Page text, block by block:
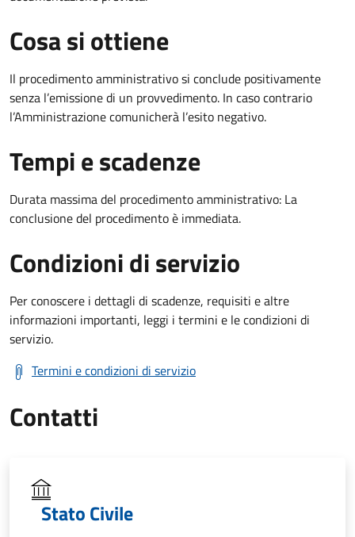
Cosa si ottiene
Il procedimento amministrativo si conclude positivamente
senza l’emissione di un provvedimento. In caso contrario
l’Amministrazione comunicherà l’esito negativo.
Tempi e scadenze
Durata massima del procedimento amministrativo: La
conclusione del procedimento è immediata.
Condizioni di servizio
Per conoscere i dettagli di scadenze, requisiti e altre
informazioni importanti, leggi i termini e le condizioni di
servizio.
Termini e condizioni di servizio
Contatti
Stato Civile